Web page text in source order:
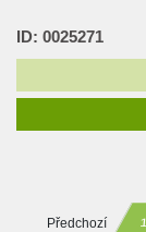
ID: 0025271
Předchozí 1